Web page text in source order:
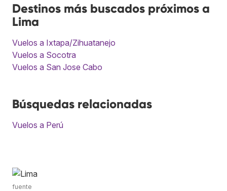
Destinos más buscados próximos a
Lima
Vuelos a Ixtapa/Zihuatanejo
Vuelos a Socotra
Vuelos a San Jose Cabo
Búsquedas relacionadas
Vuelos a Perú
fuente